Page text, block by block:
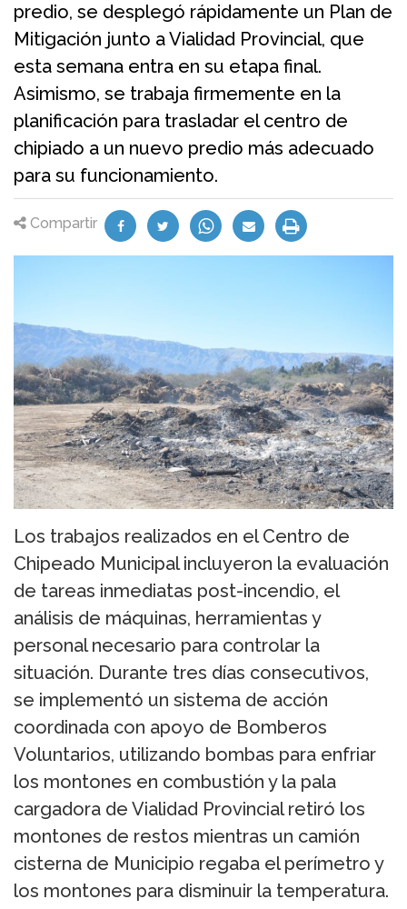
predio, se desplegó rápidamente un Plan de
Mitigación junto a Vialidad Provincial, que
esta semana entra en su etapa final.
Asimismo, se trabaja firmemente en la
planificación para trasladar el centro de
chipiado a un nuevo predio más adecuado
para su funcionamiento.
Compartir
Los trabajos realizados en el Centro de
Chipeado Municipal incluyeron la evaluación
de tareas inmediatas post-incendio, el
análisis de máquinas, herramientas y
personal necesario para controlar la
situación. Durante tres días consecutivos,
se implementó un sistema de acción
coordinada con apoyo de Bomberos
Voluntarios, utilizando bombas para enfriar
los montones en combustión y la pala
cargadora de Vialidad Provincial retiró los
montones de restos mientras un camión
cisterna de Municipio regaba el perímetro y
los montones para disminuir la temperatura.